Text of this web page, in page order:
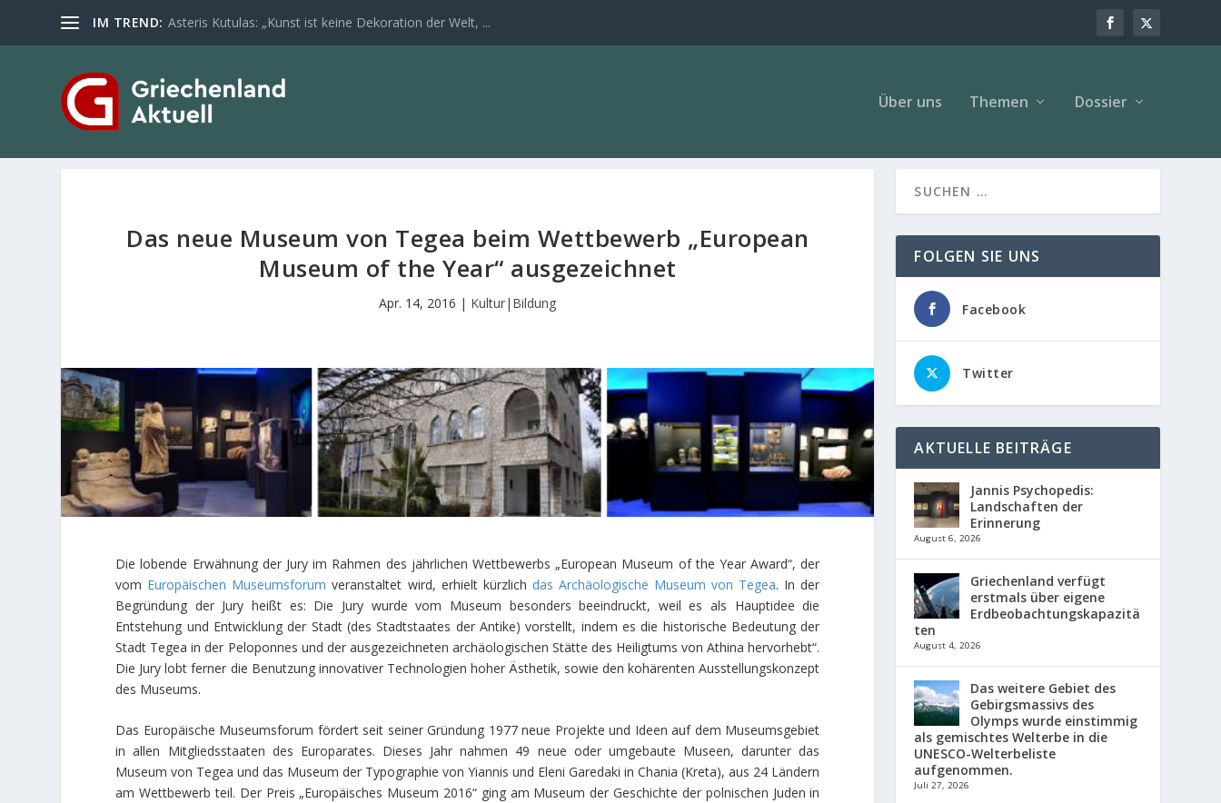
IM TREND: Asteris Kutulas: „Kunst ist keine Dekoration der Welt, ...
Über uns Themen Dossier
Das neue Museum von Tegea beim Wettbewerb „European
Museum of the Year“ ausgezeichnet
Apr. 14, 2016 | Kultur|Bildung
Die lobende Erwähnung der Jury im Rahmen des jährlichen Wettbewerbs „European Museum of the Year Award“, der
vom Europäischen Museumsforumveranstaltet wird, erhielt kürzlich das Archäologische Museum von Tegea. In der
Begründung der Jury heißt es: Die Jury wurde vom Museum besonders beeindruckt, weil es als Hauptidee die
Entstehung und Entwicklung der Stadt (des Stadtstaates der Antike) vorstellt, indem es die historische Bedeutung der
Stadt Tegea in der Peloponnes und der ausgezeichneten archäologischen Stätte des Heiligtums von Athina hervorhebt“.
Die Jury lobt ferner die Benutzung innovativer Technologien hoher Ästhetik, sowie den kohärenten Ausstellungskonzept
des Museums.
Das Europäische Museumsforum fördert seit seiner Gründung 1977 neue Projekte und Ideen auf dem Museumsgebiet
in allen Mitgliedsstaaten des Europarates. Dieses Jahr nahmen 49 neue oder umgebaute Museen, darunter das
Museum von Tegea und das Museum der Typographie von Yiannis und Eleni Garedaki in Chania (Kreta), aus 24 Ländern
am Wettbewerb teil. Der Preis „Europäisches Museum 2016“ ging am Museum der Geschichte der polnischen Juden in
FOLGEN SIE UNS
Facebook
Twitter
AKTUELLE BEITRÄGE
Jannis Psychopedis:
Landschaften der
Erinnerung
August 6, 2026
Griechenland verfügt
erstmals über eigene
Erdbeobachtungskapazitä
ten
August 4, 2026
Das weitere Gebiet des
Gebirgsmassivs des
Olymps wurde einstimmig
als gemischtes Welterbe in die
UNESCO-Welterbeliste
aufgenommen.
Juli 27, 2026